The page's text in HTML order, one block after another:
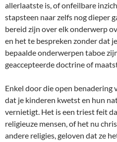
allerlaatste is, of onfeilbare
stapsteen naar zelfs nog dieper
bereid zijn over elk onderwerp
en het te bespreken zonder dat
bepaalde onderwerpen taboe
geaccepteerde doctrine of
Enkel door die open
dat je kinderen kwetst en hun
vernietigt. Het is een triest feit
religieuze mensen, of het nu
andere religies, geloven dat ze